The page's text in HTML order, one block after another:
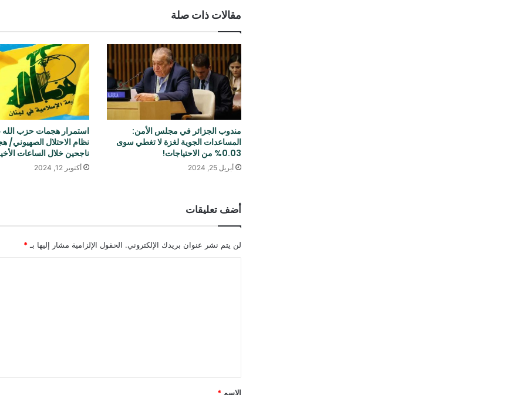
مقالات ذات صلة
مندوب الجزائر في مجلس الأمن:
المساعدات الجوية لغزة لا تغطي سوى
0.03% من الاحتياجات!
أبريل 25, 2024
استمرار هجمات حزب
نظام الاحتلال الصهيوني/
ناجحين خلال الساعات
أكتوبر 12, 2024
أضف تعليقات
لن يتم نشر عنوان بريدك الإلكتروني. الحقول الإلزامية مشار إليها بـ *
*
الاسم *